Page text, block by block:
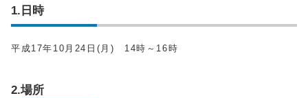
1.日時
平成17年10月24日(月) 14時～16時
2.場所